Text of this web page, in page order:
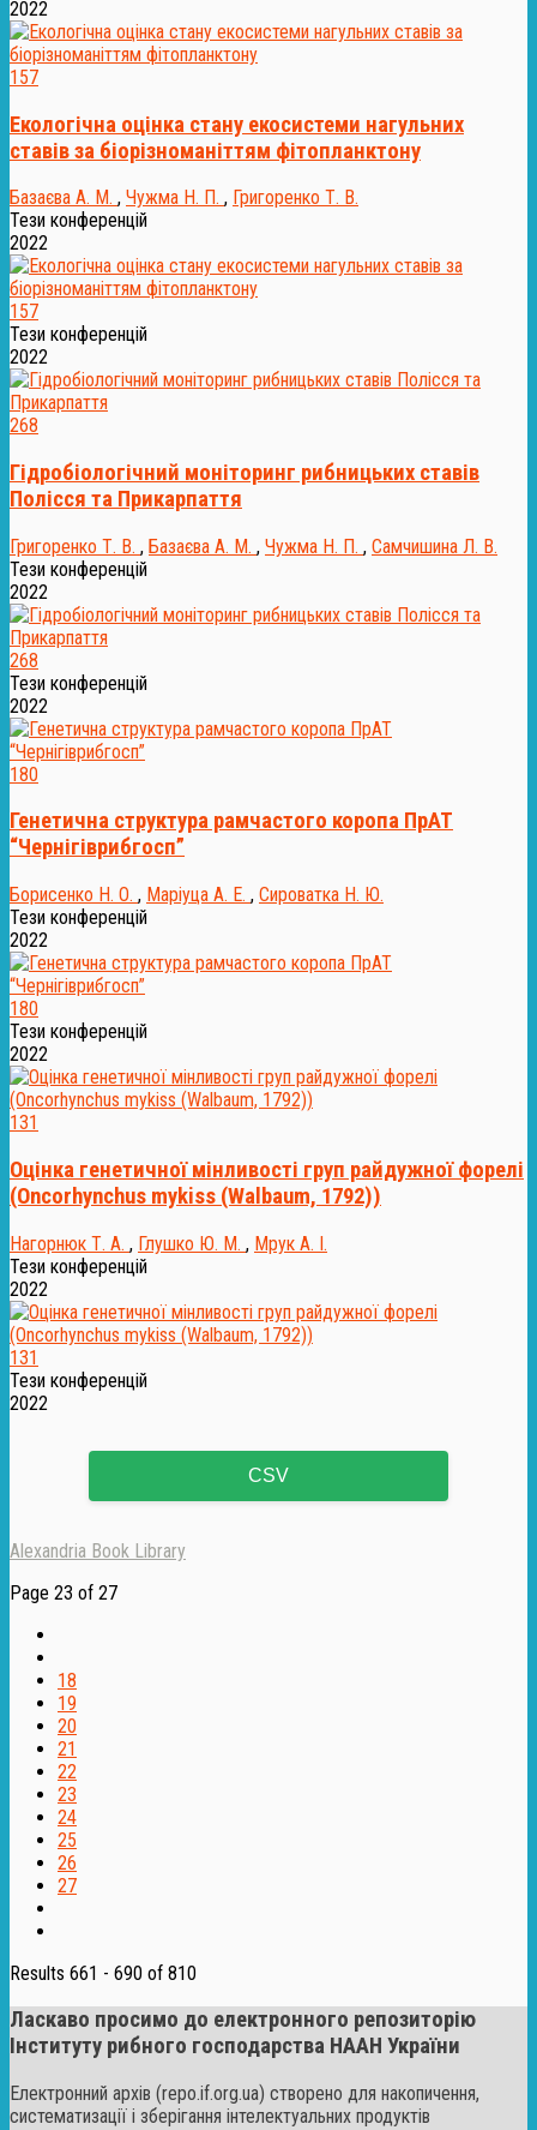
2022
157
Екологічна оцінка стану екосистеми нагульних
ставів за біорізноманіттям фітопланктону
Базаєва А. М. , Чужма Н. П. , Григоренко Т. В.
Тези конференцій
2022
157
Тези конференцій
2022
268
Гідробіологічний моніторинг рибницьких ставів
Полісся та Прикарпаття
Григоренко Т. В. , Базаєва А. М. , Чужма Н. П. , Самчишина Л. В.
Тези конференцій
2022
268
Тези конференцій
2022
180
Генетична структура рамчастого коропа ПрАТ
“Чернігіврибгосп”
Борисенко Н. О. , Маріуца А. Е. , Сироватка Н. Ю.
Тези конференцій
2022
180
Тези конференцій
2022
131
Оцінка генетичної мінливості груп райдужної форелі
(Oncorhynchus mykiss (Walbaum, 1792))
Нагорнюк Т. А. , Глушко Ю. М. , Мрук А. І.
Тези конференцій
2022
131
Тези конференцій
2022
CSV
Alexandria Book Library
Page 23 of 27
18
19
20
21
22
23
24
25
26
27
Results 661 - 690 of 810
Ласкаво просимо до електронного репозиторію
Інституту рибного господарства НААН України
Електронний архів (repo.if.org.ua) створено для накопичення,
систематизації і зберігання інтелектуальних продуктів